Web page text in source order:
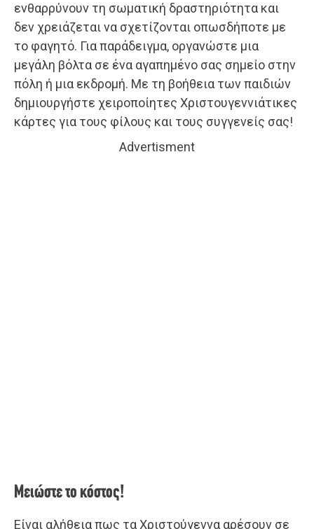
ενθαρρύνουν τη σωματική δραστηριότητα και
δεν χρειάζεται να σχετίζονται οπωσδήποτε με
το φαγητό. Για παράδειγμα, οργανώστε μια
μεγάλη βόλτα σε ένα αγαπημένο σας σημείο στην
πόλη ή μια εκδρομή. Με τη βοήθεια των παιδιών
δημιουργήστε χειροποίητες Χριστουγεννιάτικες
κάρτες για τους φίλους και τους συγγενείς σας!
Advertisment
Μειώστε το κόστος!
Είναι αλήθεια πως τα Χριστούγεννα αρέσουν σε